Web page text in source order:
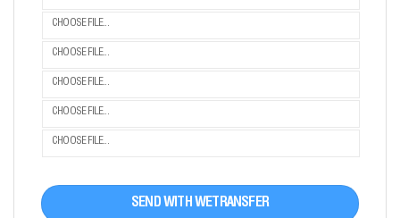
CHOOSE FILE...
CHOOSE FILE...
CHOOSE FILE...
CHOOSE FILE...
CHOOSE FILE...
SEND WITH WETRANSFER